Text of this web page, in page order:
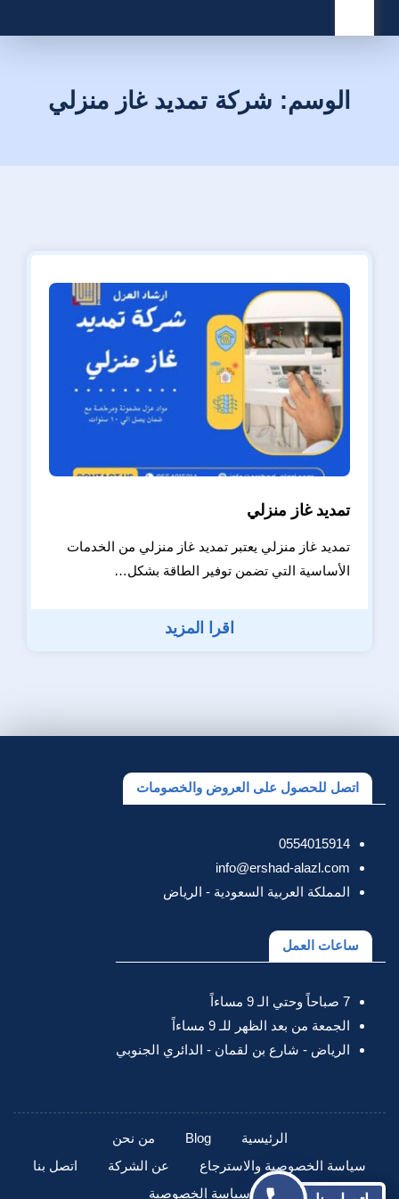
القائمة
الوسم: شركة تمديد غاز منزلي
تمديد غاز منزلي
تمديد غاز منزلي يعتبر تمديد غاز منزلي من الخدمات
الأساسية التي تضمن توفير الطاقة بشكل…
اقرا المزيد
اتصل للحصول على العروض والخصومات
0554015914
info@ershad-alazl.com
المملكة العربية السعودية - الرياض
ساعات العمل
7 صباحاً وحتي الـ 9 مساءاً
الجمعة من بعد الظهر للـ 9 مساءاً
الرياض - شارع بن لقمان - الدائري الجنوبي
الرئيسية Blog
من نحن
سياسة الخصوصية والاسترجاع
عن الشركة
اتصل بنا
سياسة الخصوصية